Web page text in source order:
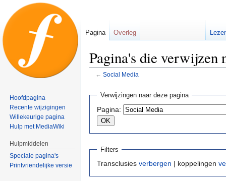
Pagina's die
← Social Media
Naar
springen
Naar
springen
Verwijzingen naar deze pagina
Pagina:
Filters
Transclusies verbergen | koppelingen
Pagina Overleg
Hoofdpagina
Recente wijzigingen
Willekeurige pagina
Hulp met MediaWiki
Hulpmiddelen
Speciale pagina's
Printvriendelijke versie